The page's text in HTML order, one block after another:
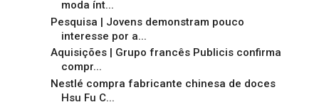
moda ínt...
Pesquisa | Jovens demonstram pouco
interesse por a...
Aquisições | Grupo francês Publicis confirma
compr...
Nestlé compra fabricante chinesa de doces
Hsu Fu C...